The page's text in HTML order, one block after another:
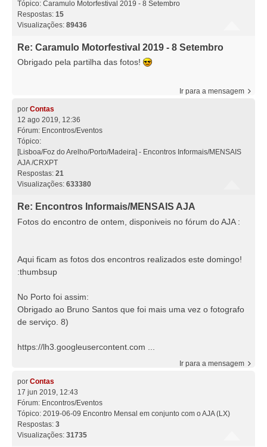
Tópico: Caramulo Motorfestival 2019 - 8 Setembro
Respostas: 15
Visualizações: 89436
Re: Caramulo Motorfestival 2019 - 8 Setembro
Obrigado pela partilha das fotos!
Ir para a mensagem
por Contas
12 ago 2019, 12:36
Fórum: Encontros/Eventos
Tópico:
[Lisboa/Foz do Arelho/Porto/Madeira] - Encontros Informais/MENSAIS
AJA /CRXPT
Respostas: 21
Visualizações: 633380
Re: Encontros Informais/MENSAIS AJA
Fotos do encontro de ontem, disponiveis no fórum do AJA :
Aqui ficam as fotos dos encontros realizados este domingo!
:thumbsup
No Porto foi assim:
Obrigado ao Bruno Santos que foi mais uma vez o fotografo
de serviço. 8)
https://lh3.googleusercontent.com ...
Ir para a mensagem
por Contas
17 jun 2019, 12:43
Fórum: Encontros/Eventos
Tópico: 2019-06-09 Encontro Mensal em conjunto com o AJA (LX)
Respostas: 3
Visualizações: 31735